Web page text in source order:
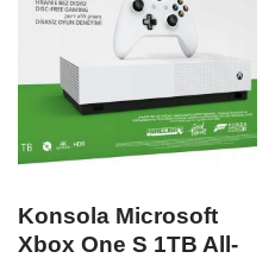
Konsola Microsoft
Xbox One S 1TB All-